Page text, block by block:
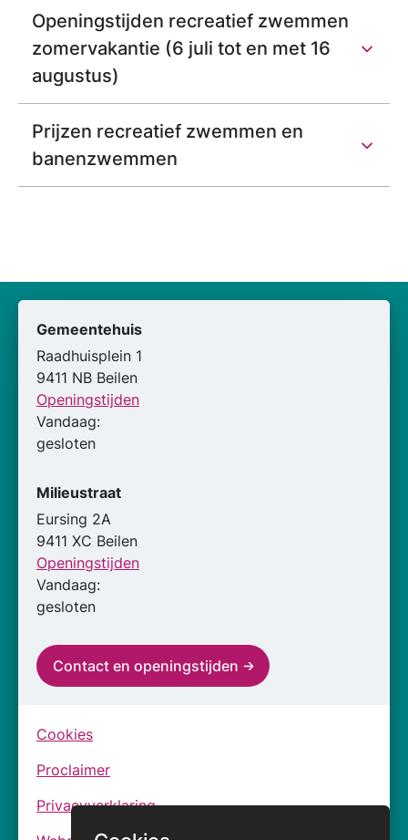
Openingstijden recreatief zwemmen
zomervakantie (6 juli tot en met 16
augustus)
Prijzen recreatief zwemmen en
banenzwemmen
Gemeentehuis
Raadhuisplein 1
9411 NB Beilen
Openingstijden
Vandaag:
gesloten
Milieustraat
Eursing 2A
9411 XC Beilen
Openingstijden
Vandaag:
gesloten
Contact en openingstijden
Cookies
Proclaimer
Privacyverklaring